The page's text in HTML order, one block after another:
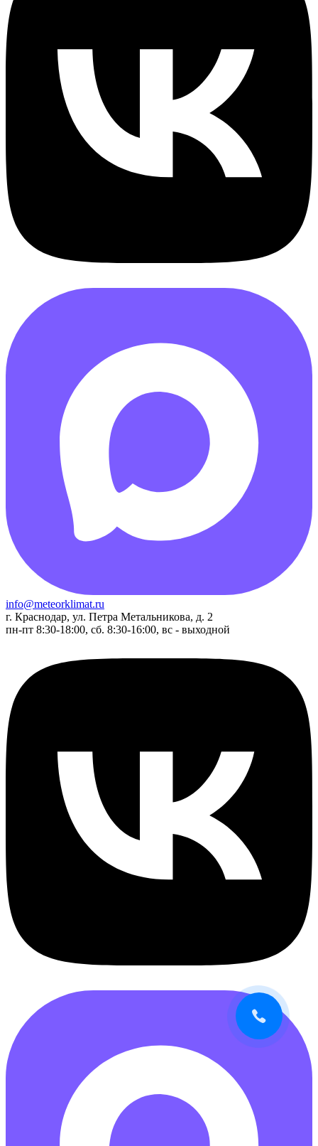
info@meteorklimat.ru
г. Краснодар, ул. Петра Метальникова, д. 2
пн-пт 8:30-18:00, сб. 8:30-16:00, вс - выходной